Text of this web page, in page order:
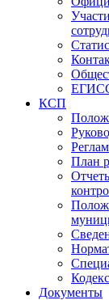
КСП
План
Документы